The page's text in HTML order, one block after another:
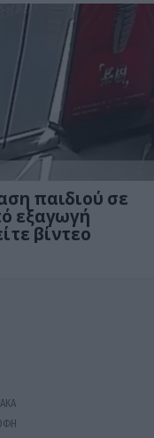
παιδιού σε
εξαγωγή
βίντεο